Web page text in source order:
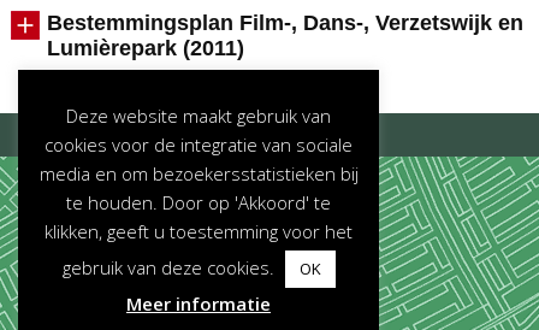
Bestemmingsplan Film-, Dans-, Verzetswijk en
Lumièrepark (2011)
Deze website maakt gebruik van
cookies voor de integratie van sociale
media en om bezoekersstatistieken bij
te houden. Door op 'Akkoord' te
klikken, geeft u toestemming voor het
gebruik van deze cookies.
OK
Meer informatie